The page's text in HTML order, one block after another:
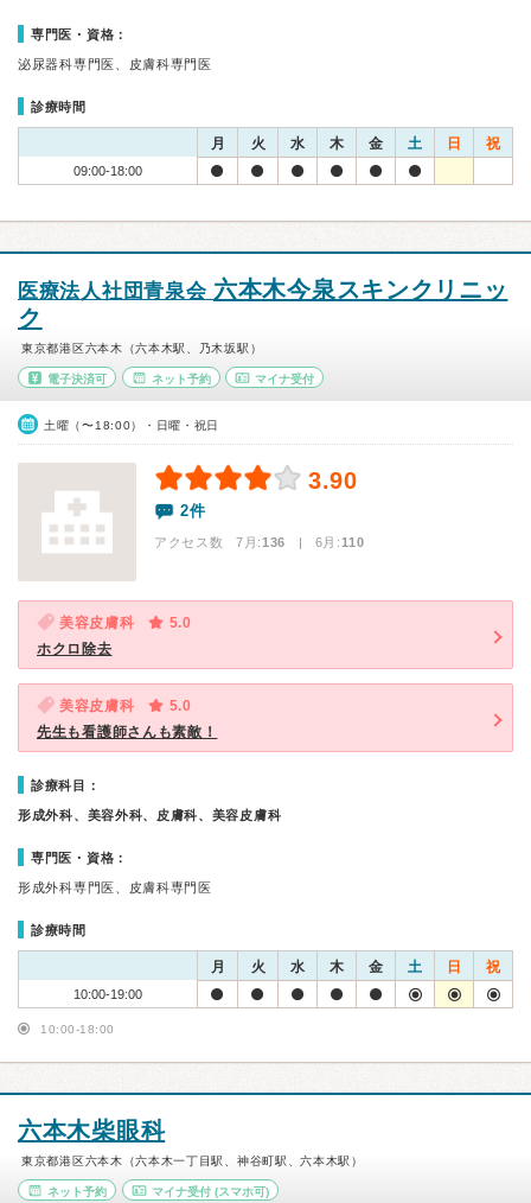
専門医・資格：
泌尿器科専門医、皮膚科専門医
診療時間
月 火 水 木 金 土 日 祝
09:00-18:00
医療法人社団青泉会 六本木今泉スキンクリニッ
ク
東京都港区六本木（六本木駅、乃木坂駅）
電子決済可 ネット予約 マイナ受付
土曜（〜18:00）・日曜・祝日
3.90
2件
アクセス数 7月:136 | 6月:110
美容皮膚科
5.0
ホクロ除去
美容皮膚科
5.0
先生も看護師さんも素敵！
診療科目：
形成外科、美容外科、皮膚科、美容皮膚科
専門医・資格：
形成外科専門医、皮膚科専門医
診療時間
月 火 水 木 金 土 日 祝
10:00-19:00
10:00-18:00
六本木柴眼科
東京都港区六本木（六本木一丁目駅、神谷町駅、六本木駅）
ネット予約 マイナ受付(スマホ可)